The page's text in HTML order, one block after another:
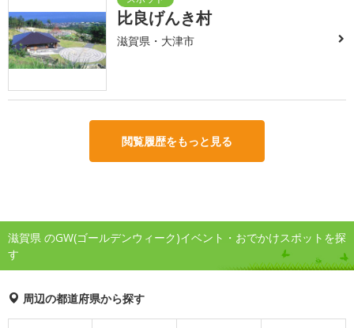
比良げんき村
滋賀県・大津市
閲覧履歴をもっと見る
滋賀県 のGW(ゴールデンウィーク)イベント・おでかけスポットを探
す
周辺の都道府県から探す